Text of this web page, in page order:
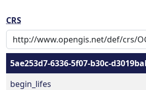
CRS
5ae253d7-6336-5f07-b30c-
begin_lifes